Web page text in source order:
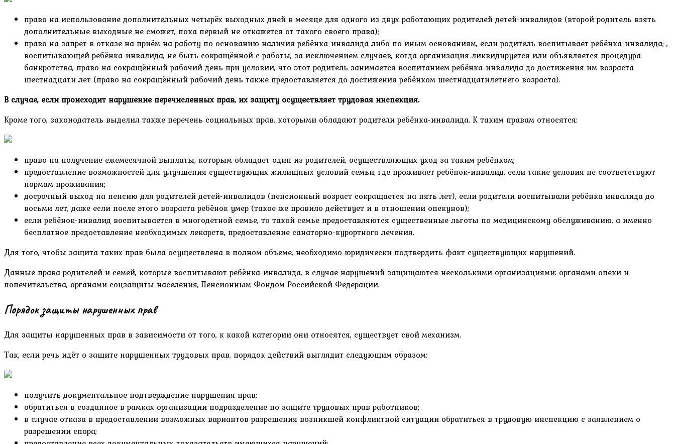
право на использование дополнительных четырёх выходных дней в месяце для одного из двух работающих родителей детей-инвалидов (второй родитель взять
дополнительные выходные не сможет, пока первый не откажется от такого своего права);
право на запрет в отказе на приём на работу по основанию наличия ребёнка-инвалида либо по иным основаниям, если родитель воспитывает ребёнка-инвалида; ,
воспитывающей ребёнка-инвалида, не быть сокращённой с работы, за исключением случаев, когда организация ликвидируется или объявляется процедура
банкротства, право на сокращённый рабочий день при условии, что этот родитель занимается воспитанием ребёнка-инвалида до достижения им возраста
шестнадцати лет (право на сокращённый рабочий день также предоставляется до достижения ребёнком шестнадцатилетнего возраста).
В случае, если происходит нарушение перечисленных прав, их защиту осуществляет трудовая инспекция.
Кроме того, законодатель выделил также перечень социальных прав, которыми обладают родители ребёнка-инвалида. К таким правам относятся:
право на получение ежемесячной выплаты, которым обладает один из родителей, осуществляющих уход за таким ребёнком;
предоставление возможностей для улучшения существующих жилищных условий семьи, где проживает ребёнок-инвалид, если такие условия не соответствуют
нормам проживания;
досрочный выход на пенсию для родителей детей-инвалидов (пенсионный возраст сокращается на пять лет), если родители воспитывали ребёнка инвалида до
восьми лет, даже если после этого возраста ребёнок умер (такое же правило действует и в отношении опекунов);
если ребёнок-инвалид воспитывается в многодетной семье, то такой семье предоставляются существенные льготы по медицинскому обслуживанию, а именно
бесплатное предоставление необходимых лекарств, предоставление санаторно-курортного лечения.
Для того, чтобы защита таких прав была осуществлена в полном объеме, необходимо юридически подтвердить факт существующих нарушений.
Данные права родителей и семей, которые воспитывают ребёнка-инвалида, в случае нарушений защищаются несколькими организациями: органами опеки и
попечительства, органами соцзащиты населения, Пенсионным Фондом Российской Федерации.
Порядок защиты нарушенных прав
Для защиты нарушенных прав в зависимости от того, к какой категории они относятся, существует свой механизм.
Так, если речь идёт о защите нарушенных трудовых прав, порядок действий выглядит следующим образом:
получить документальное подтверждение нарушения прав;
обратиться в созданное в рамках организации подразделение по защите трудовых прав работников;
в случае отказа в предоставлении возможных вариантов разрешения возникшей конфликтной ситуации обратиться в трудовую инспекцию с заявлением о
разрешении спора;